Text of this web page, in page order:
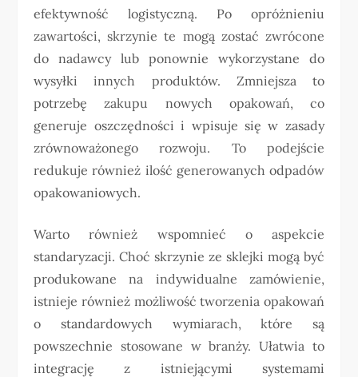
efektywność logistyczną. Po opróżnieniu
zawartości, skrzynie te mogą zostać zwrócone
do nadawcy lub ponownie wykorzystane do
wysyłki innych produktów. Zmniejsza to
potrzebę zakupu nowych opakowań, co
generuje oszczędności i wpisuje się w zasady
zrównoważonego rozwoju. To podejście
redukuje również ilość generowanych odpadów
opakowaniowych.
Warto również wspomnieć o aspekcie
standaryzacji. Choć skrzynie ze sklejki mogą być
produkowane na indywidualne zamówienie,
istnieje również możliwość tworzenia opakowań
o standardowych wymiarach, które są
powszechnie stosowane w branży. Ułatwia to
integrację z istniejącymi systemami